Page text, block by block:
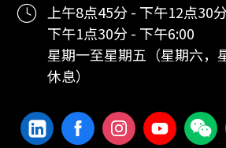
上午8点45分 - 下午12点30
下午1点30分 - 下午6:00
星期一至星期五（星期六，
休息）